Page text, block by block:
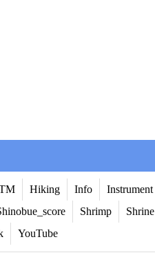
Hiking Info Instrument
Shrimp Shrine
YouTube